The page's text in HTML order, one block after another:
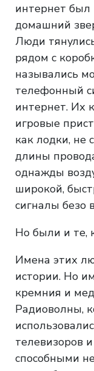
интернет был
домашний
Люди
рядом с
назывались
телефонный
интернет. Их
игровые
как лодки, не
длины
однажды
широкой,
сигналы безо
Но были и те,
Имена этих
истории. Но
кремния и
Радиоволны,
телевизоров
способными